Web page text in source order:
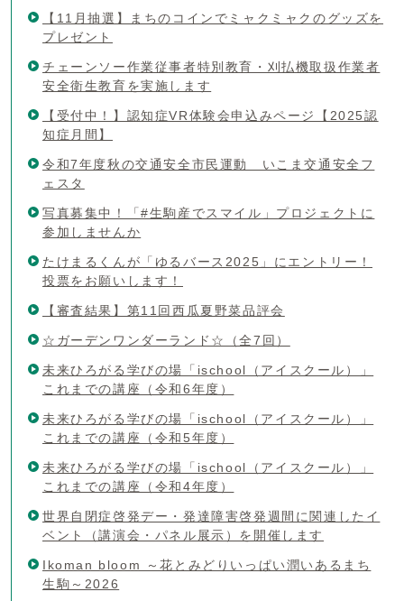
【11月抽選】まちのコインでミャクミャクのグッズを
プレゼント
チェーンソー作業従事者特別教育・刈払機取扱作業者
安全衛生教育を実施します
【受付中！】認知症VR体験会申込みページ【2025認
知症月間】
令和7年度秋の交通安全市民運動 いこま交通安全フ
ェスタ
写真募集中！「#生駒産でスマイル」プロジェクトに
参加しませんか
たけまるくんが「ゆるバース2025」にエントリー！
投票をお願いします！
【審査結果】第11回西瓜夏野菜品評会
☆ガーデンワンダーランド☆（全7回）
未来ひろがる学びの場「ischool（アイスクール）」
これまでの講座（令和6年度）
未来ひろがる学びの場「ischool（アイスクール）」
これまでの講座（令和5年度）
未来ひろがる学びの場「ischool（アイスクール）」
これまでの講座（令和4年度）
世界自閉症啓発デー・発達障害啓発週間に関連したイ
ベント（講演会・パネル展示）を開催します
Ikoman bloom ～花とみどりいっぱい潤いあるまち
生駒～2026